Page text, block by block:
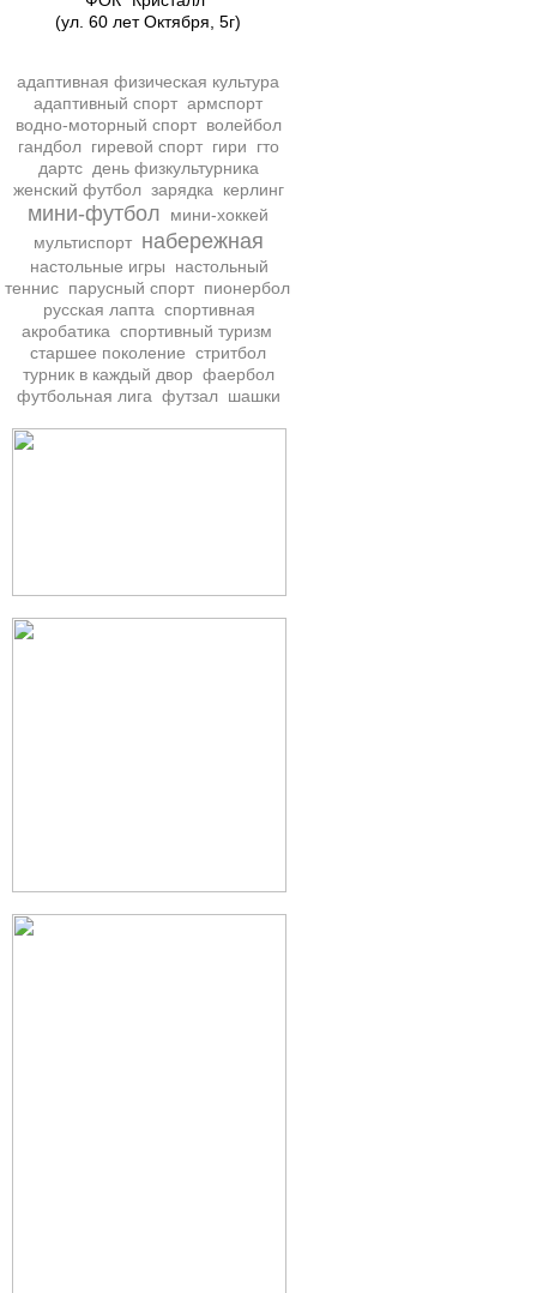
(ул. 60 лет Октября, 5г)
адаптивная физическая культура
адаптивный спорт армспорт
водно-моторный спорт волейбол
гандбол гиревой спорт гири
гто
дартс день физкультурника
женский футбол зарядка керлинг
мини-футбол
мини-хоккей
мультиспорт набережная
настольные игры
настольный
теннис парусный спорт пионербол
русская лапта спортивная
акробатика спортивный туризм
старшее поколение стритбол
турник в каждый двор фаербол
футбольная лига футзал шашки